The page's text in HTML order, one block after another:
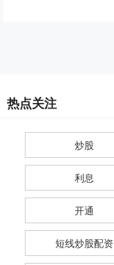
热点关注
炒股
利息
开通
短线炒股配资